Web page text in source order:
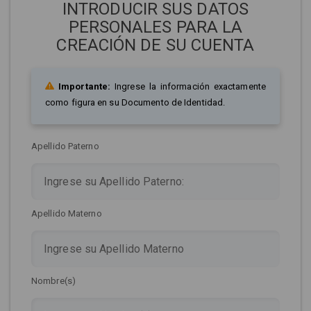
INTRODUCIR SUS DATOS
PERSONALES PARA LA
CREACIÓN DE SU CUENTA
Importante: Ingrese la información exactamente
como figura en su Documento de Identidad.
Apellido Paterno
Apellido Materno
Nombre(s)